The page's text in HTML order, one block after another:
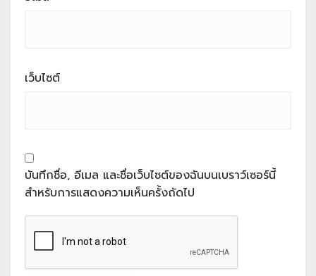
เว็บไซต์
บันทึกชื่อ, อีเมล และชื่อเว็บไซต์ของฉันบนเบราว์เซอร์นี้
สำหรับการแสดงความเห็นครั้งถัดไป